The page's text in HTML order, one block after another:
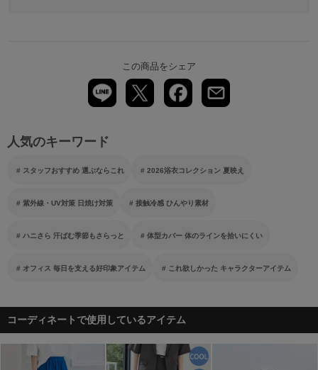
この商品をシェア
人気のキーワード
スタッフおすすめ 選ぶならこれ 2026浴衣コレクション 夏映え
紫外線・UV対策 日焼け対策 接触冷感 ひんやり素材
ハニさら 汗ばむ季節もさらっと 体型カバー 体のラインを拾いにくい
オフィス 毎日を支える好印象アイテム これ欲しかった キャラクターアイテム
コーディネートで使用しているアイテム